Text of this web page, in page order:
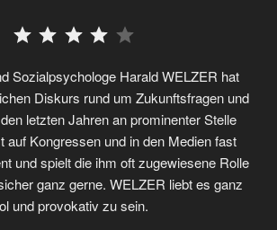
Sozialpsychologe Harald WELZER hat
Diskurs rund um Zukunftsfragen und
letzten Jahren an prominenter Stelle
auf Kongressen und in den Medien fast
und spielt die ihm oft zugewiesene Rolle
ganz gerne. WELZER liebt es ganz
und provokativ zu sein.